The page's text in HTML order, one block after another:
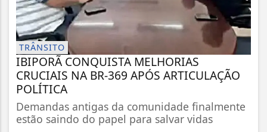
TRÂNSITO
IBIPORÃ CONQUISTA MELHORIAS
CRUCIAIS NA BR-369 APÓS ARTICULAÇÃO
POLÍTICA
Demandas antigas da comunidade finalmente
estão saindo do papel para salvar vidas